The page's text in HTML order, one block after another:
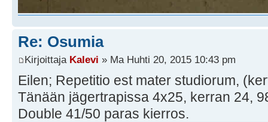
Re: Osumia
Kirjoittaja Kalevi » Ma Huhti 20, 2015 10:43 pm
Eilen; Repetitio est mater studiorum,
Tänään jägertrapissa 4x25, kerran 24,
Double 41/50 paras kierros.